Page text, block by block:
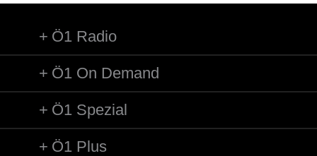
Ö1 Radio
Ö1 On Demand
Ö1 Spezial
Ö1 Plus